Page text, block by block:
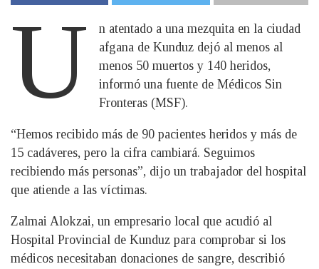
U
n atentado a una mezquita en la ciudad
afgana de Kunduz dejó al menos al
menos 50 muertos y 140 heridos,
informó una fuente de Médicos Sin
Fronteras (MSF).
“Hemos recibido más de 90 pacientes heridos y más de
15 cadáveres, pero la cifra cambiará. Seguimos
recibiendo más personas”, dijo un trabajador del hospital
que atiende a las víctimas.
Zalmai Alokzai, un empresario local que acudió al
Hospital Provincial de Kunduz para comprobar si los
médicos necesitaban donaciones de sangre, describió